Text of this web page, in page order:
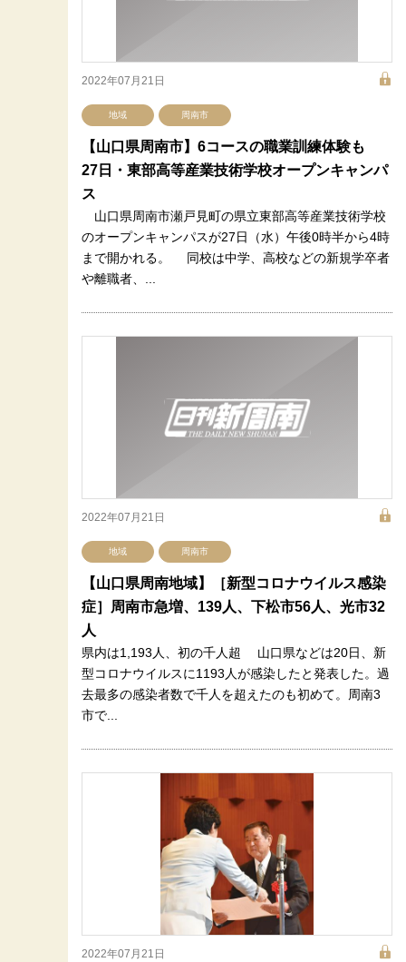
2022年07月21日
地域 周南市
【山口県周南市】6コースの職業訓練体験も
27日・東部高等産業技術学校オープンキャンパ
ス
山口県周南市瀬戸見町の県立東部高等産業技術学校
のオープンキャンパスが27日（水）午後0時半から4時
まで開かれる。 同校は中学、高校などの新規学卒者
や離職者、...
2022年07月21日
地域 周南市
【山口県周南地域】［新型コロナウイルス感染
症］周南市急増、139人、下松市56人、光市32
人
県内は1,193人、初の千人超 山口県などは20日、新
型コロナウイルスに1193人が感染したと発表した。過
去最多の感染者数で千人を超えたのも初めて。周南3
市で...
2022年07月21日